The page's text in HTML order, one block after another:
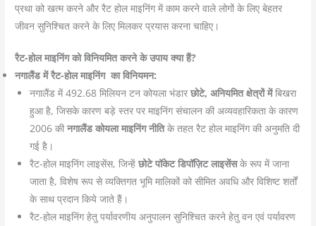
प्रथा को खत्म करने और रैट होल माइनिंग में काम करने वाले लोगों के लिए बेहतर
जीवन सुनिश्चित करने के लिए मिलकर प्रयास करना चाहिए।
रैट-होल माइनिंग को विनियमित करने के उपाय क्या हैं?
नगालैंड में रैट-होल माइनिंग का विनियमन:
नगालैंड में 492.68 मिलियन टन कोयला भंडारछोटे, अनियमित क्षेत्रों मेंबिखरा
हुआ है, जिसके कारण बड़े स्तर पर माइनिंग संचालन की अव्यवहारिकता के कारण
2006 की नगालैंड कोयला माइनिंग नीतिके तहत रैट होल माइनिंग की अनुमति दी
गई है।
रैट-होल माइनिंग लाइसेंस, जिन्हें छोटे पॉकेट डिपॉज़िट लाइसेंसके रूप में जाना
जाता है, विशेष रूप से व्यक्तिगत भूमि मालिकों को सीमित अवधि और विशिष्ट शर्तों
के साथ प्रदान किये जाते हैं।
रैट-होल माइनिंग हेतु पर्यावरणीय अनुपालन सुनिश्चित करने हेतु वन एवं पर्यावरण